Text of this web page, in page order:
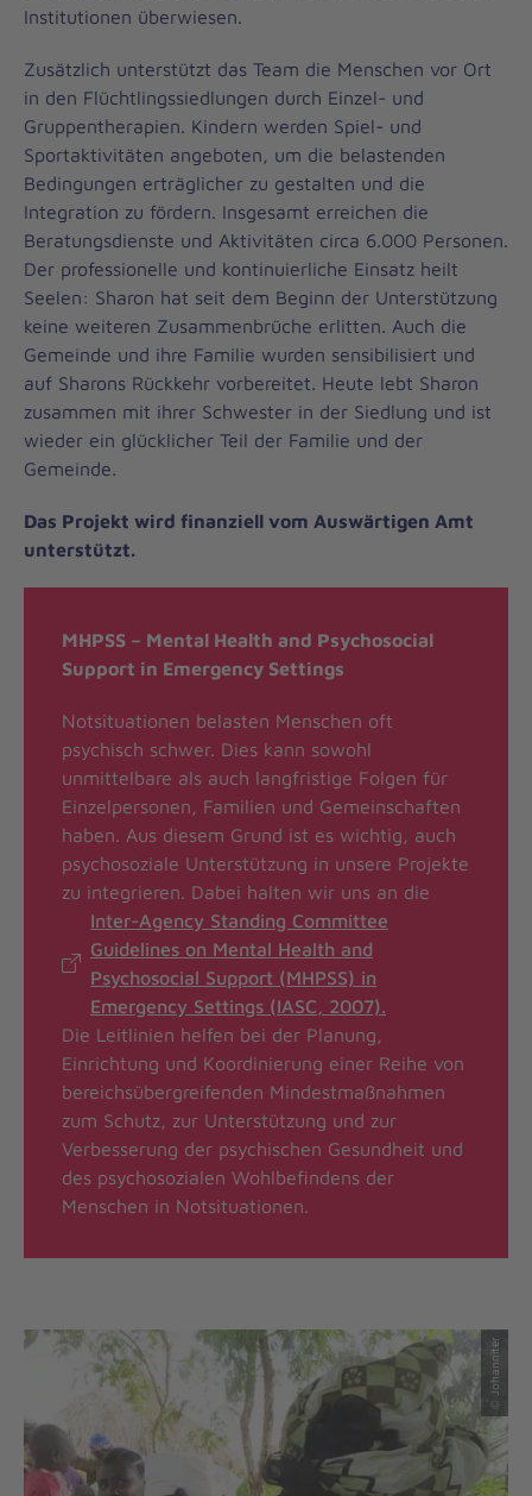
Institutionen überwiesen.
Zusätzlich unterstützt das Team die Menschen vor Ort
in den Flüchtlingssiedlungen durch Einzel- und
Gruppentherapien. Kindern werden Spiel- und
Sportaktivitäten angeboten, um die belastenden
Bedingungen erträglicher zu gestalten und die
Integration zu fördern. Insgesamt erreichen die
Beratungsdienste und Aktivitäten circa 6.000 Personen.
Der professionelle und kontinuierliche Einsatz heilt
Seelen: Sharon hat seit dem Beginn der Unterstützung
keine weiteren Zusammenbrüche erlitten. Auch die
Gemeinde und ihre Familie wurden sensibilisiert und
auf Sharons Rückkehr vorbereitet. Heute lebt Sharon
zusammen mit ihrer Schwester in der Siedlung und ist
wieder ein glücklicher Teil der Familie und der
Gemeinde.
Das Projekt wird finanziell vom Auswärtigen Amt
unterstützt.
MHPSS – Mental Health and Psychosocial
Support in Emergency Settings
Notsituationen belasten Menschen oft
psychisch schwer. Dies kann sowohl
unmittelbare als auch langfristige Folgen für
Einzelpersonen, Familien und Gemeinschaften
haben. Aus diesem Grund ist es wichtig, auch
psychosoziale Unterstützung in unsere Projekte
zu integrieren. Dabei halten wir uns an die
Inter-Agency Standing Committee
Guidelines on Mental Health and
Psychosocial Support (MHPSS) in
Emergency Settings (IASC, 2007).
Die Leitlinien helfen bei der Planung,
Einrichtung und Koordinierung einer Reihe von
bereichsübergreifenden Mindestmaßnahmen
zum Schutz, zur Unterstützung und zur
Verbesserung der psychischen Gesundheit und
des psychosozialen Wohlbefindens der
Menschen in Notsituationen.
© Johanniter